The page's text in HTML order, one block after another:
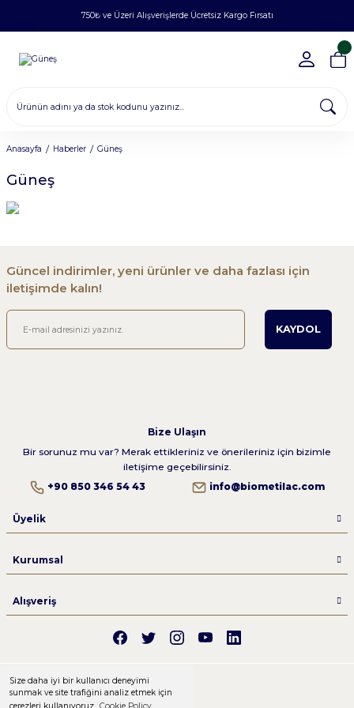
Size daha iyi bir kullanıcı deneyimi
sunmak ve site trafiğini analiz etmek için
750₺ ve Üzeri Alışverişlerde Ücretsiz Kargo Fırsatı
Anasayfa Haberler Güneş
Güneş
Güncel indirimler, yeni ürünler ve daha fazlası için
iletişimde kalın!
KAYDOL
Bize Ulaşın
Bir sorunuz mu var? Merak ettikleriniz ve önerileriniz için bizimle
iletişime geçebilirsiniz.
+90 850 346 54 43
info@biometilac.com
Üyelik
Kurumsal
Alışveriş